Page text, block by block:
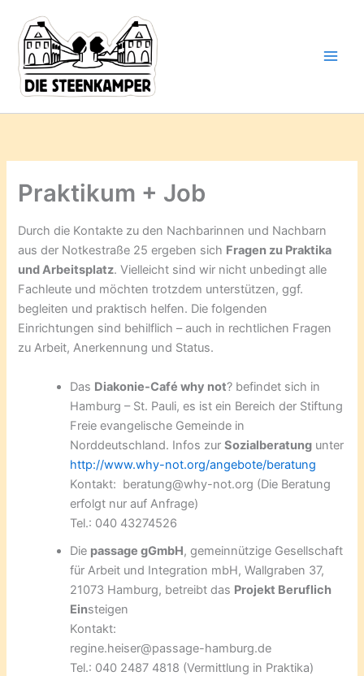
Inhalt
springen
Praktikum + Job
Durch die Kontakte zu den Nachbarinnen und Nachbarn
aus der Notkestraße 25 ergeben sich Fragen zu Praktika
und Arbeitsplatz. Vielleicht sind wir nicht unbedingt alle
Fachleute und möchten trotzdem unterstützen, ggf.
begleiten und praktisch helfen. Die folgenden
Einrichtungen sind behilflich – auch in rechtlichen Fragen
zu Arbeit, Anerkennung und Status.
Das Diakonie-Café why not? befindet sich in
Hamburg – St. Pauli, es ist ein Bereich der Stiftung
Freie evangelische Gemeinde in
Norddeutschland. Infos zurSozialberatung unter
http://www.why-not.org/angebote/beratung
Kontakt: beratung@why-not.org (Die Beratung
erfolgt nur auf Anfrage)
Tel.: 040 43274526
Die passage gGmbH, gemeinnützige Gesellschaft
für Arbeit und Integration mbH, Wallgraben 37,
21073 Hamburg, betreibt das Projekt Beruflich
Einsteigen
Kontakt:
regine.heiser@passage-hamburg.de
Tel.: 040 2487 4818 (Vermittlung in Praktika)
deine
Mail-
Adresse
ein ...